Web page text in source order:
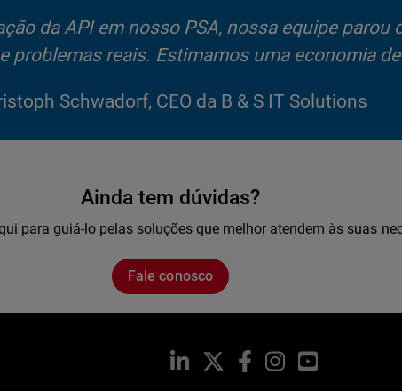
da API em nosso PSA, nossa equipe
problemas reais. Estimamos uma economia
Schwadorf, CEO da B & S IT Solutions
Ainda tem dúvidas?
para guiá-lo pelas soluções que melhor atendem às suas
Fale conosco
LinkedIn Facebook
InstagramYouTube